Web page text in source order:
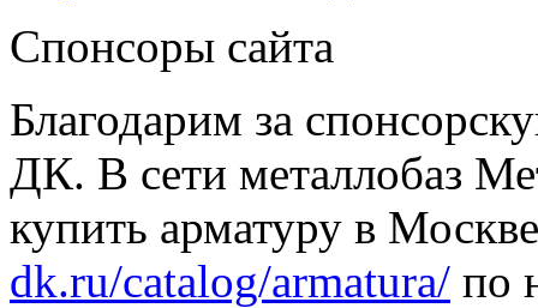
Спонсоры сайта
Благодарим за
ДК. В сети металлобаз
купить арматуру в
dk.ru/catalog/armatura/ по